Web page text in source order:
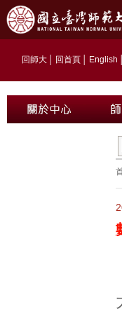
回師大 回首頁 English